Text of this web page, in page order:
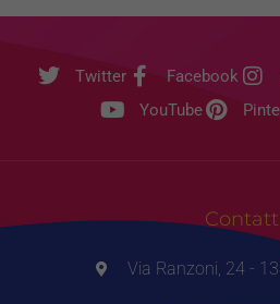
Twitter Facebook
YouTube
Via Ranzoni, 24 -